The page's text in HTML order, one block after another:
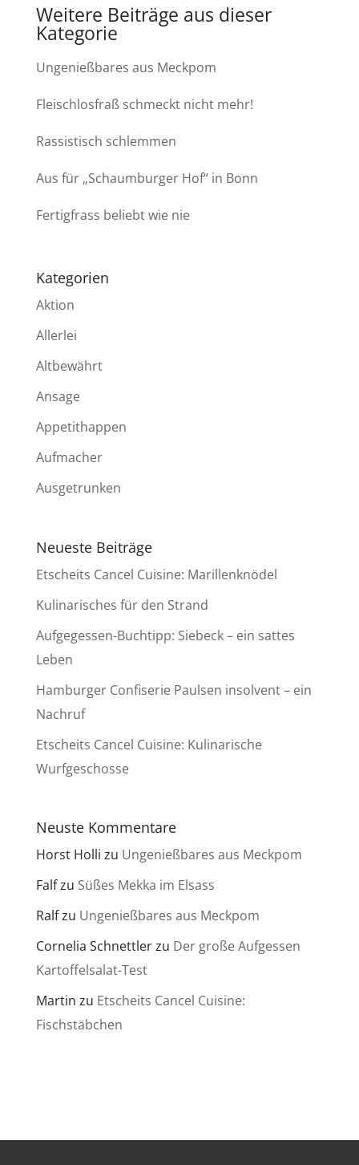
Weitere Beiträge aus dieser
Kategorie
Ungenießbares aus Meckpom
Fleischlosfraß schmeckt nicht mehr!
Rassistisch schlemmen
Aus für „Schaumburger Hof“ in Bonn
Fertigfrass beliebt wie nie
Kategorien
Aktion
Allerlei
Altbewährt
Ansage
Appetithappen
Aufmacher
Ausgetrunken
Neueste Beiträge
Etscheits Cancel Cuisine: Marillenknödel
Kulinarisches für den Strand
Aufgegessen-Buchtipp: Siebeck – ein sattes
Leben
Hamburger Confiserie Paulsen insolvent – ein
Nachruf
Etscheits Cancel Cuisine: Kulinarische
Wurfgeschosse
Neuste Kommentare
Horst Holli zu Ungenießbares aus Meckpom
Falfzu Süßes Mekka im Elsass
Ralfzu Ungenießbares aus Meckpom
Cornelia Schnettlerzu Der große Aufgessen
Kartoffelsalat-Test
Martin zu Etscheits Cancel Cuisine:
Fischstäbchen